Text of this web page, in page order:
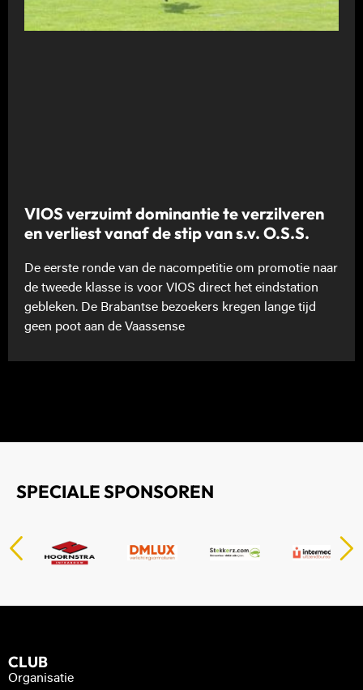
VIOS verzuimt dominantie te verzilveren
en verliest vanaf de stip van s.v. O.S.S.
De eerste ronde van de nacompetitie om promotie naar
de tweede klasse is voor VIOS direct het eindstation
gebleken. De Brabantse bezoekers kregen lange tijd
geen poot aan de Vaassense
SPECIALE SPONSOREN
CLUB
Organisatie